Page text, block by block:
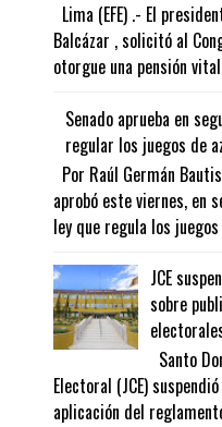
Lima (EFE) .- El
Balcázar , solicitó al
otorgue una pensión
Senado aprueba en
regular los juegos de
Por Raúl Germán
aprobó este viernes, en
ley que regula los juegos
JCE
sobre
Santo
Electoral (JCE)
aplicación del